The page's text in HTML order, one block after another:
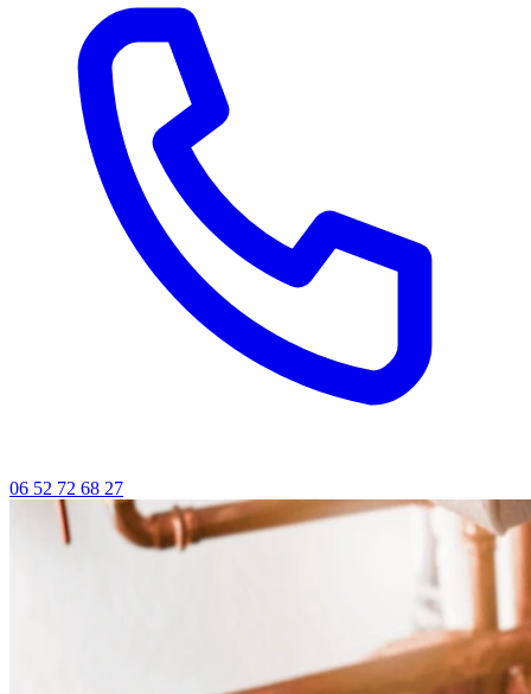
06 52 72 68 27